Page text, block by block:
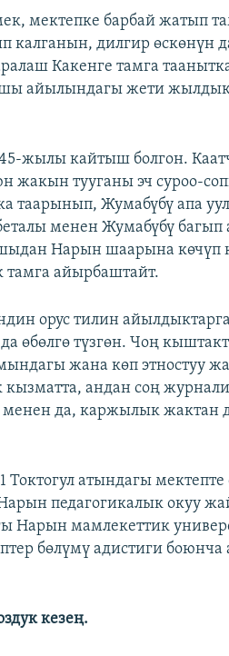
мектепке барбай жатып
калганын, дилгир өскөнүн
Какенге тамга
айылындагы жети жылдык
жылы кайтыш болгон.
жакын тууганы эч суроо-
таарынып, Жумабүбү апа
менен Жумабүбү багып
Нарын шаарына көчүп
тамга айырбаштайт.
орус тилин
өбөлгө түзгөн. Чоң
жана көп этностуу
андан соң
да, каржылык жактан
атындагы мектепте
педагогикалык окуу
Нарын мамлекеттик
бөлүмү адистиги
кезең.